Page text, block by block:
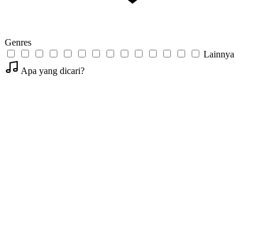
Genres
Lainnya
Apa yang dicari?